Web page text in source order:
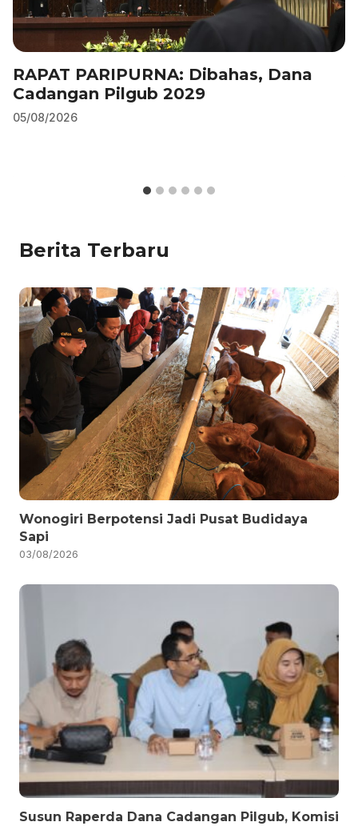
RAPAT PARIPURNA: Dibahas, Dana
Cadangan Pilgub 2029
05/08/2026
Berita Terbaru
Wonogiri Berpotensi Jadi Pusat Budidaya
Sapi
03/08/2026
Susun Raperda Dana Cadangan Pilgub, Komisi